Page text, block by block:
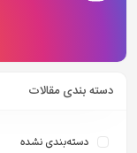
دسته بندی مقالات
دسته‌بندی نشده